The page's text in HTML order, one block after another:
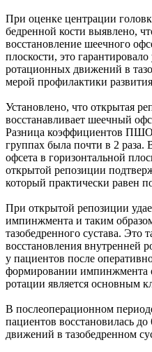
При оценке центрации
бедренной кости выявлено,
восстановление шеечного
плоскости, это
ротационных движений в
мерой профилактики
Установлено, что открытая
восстанавливает шеечный
Разница коэффициентов
группах была почти в 2 раза.
офсета в горизонтальной
открытой репозиции
который практически равен
При открытой репозиции
импинжмента и таким
тазобедренного сустава. Это
восстановления внутренней
у пациентов после
формировании импинжмента
ротации является основным
В послеоперационном
пациентов восстановилась
движений в тазобедренном